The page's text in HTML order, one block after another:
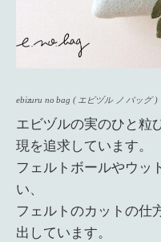
ebizuru no bag ( エビヅル ノ バッグ )
エビヅルの実のひと粒
現を追求しています。
フェルトボールやウッ
い、
フェルトのカットの仕
出しています。